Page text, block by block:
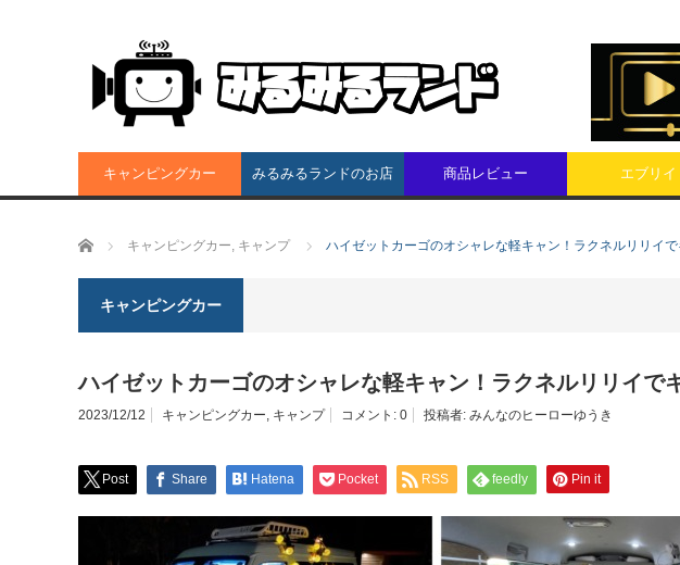
キャンピングカー みるみるランドのお店 商品レビュー エブリイ
ホーム キャンピングカー, キャンプ ハイゼットカーゴのオシャレな軽キャン！ラクネルリリイ
キャンピングカー
ハイゼットカーゴのオシャレな軽キャン！ラクネルリリイで
2023/12/12 キャンピングカー, キャンプ コメント: 0 投稿者: みんなのヒーローゆうき
Post Share Hatena Pocket RSS feedly Pin it